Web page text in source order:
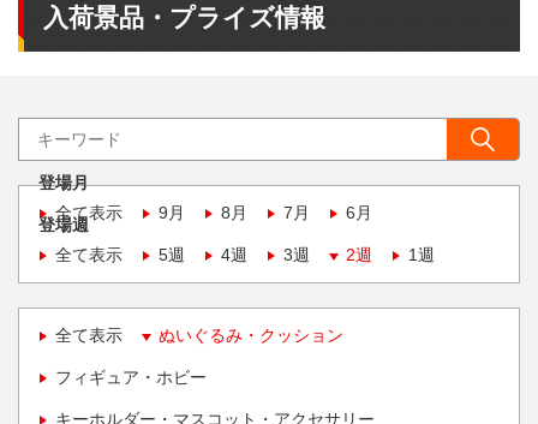
入荷景品・プライズ情報
登場月
全て表示
9月 8月 7月 6月
登場週
全て表示
5週 4週 3週 2週 1週
全て表示 ぬいぐるみ・クッション
フィギュア・ホビー
キーホルダー・マスコット・アクセサリー